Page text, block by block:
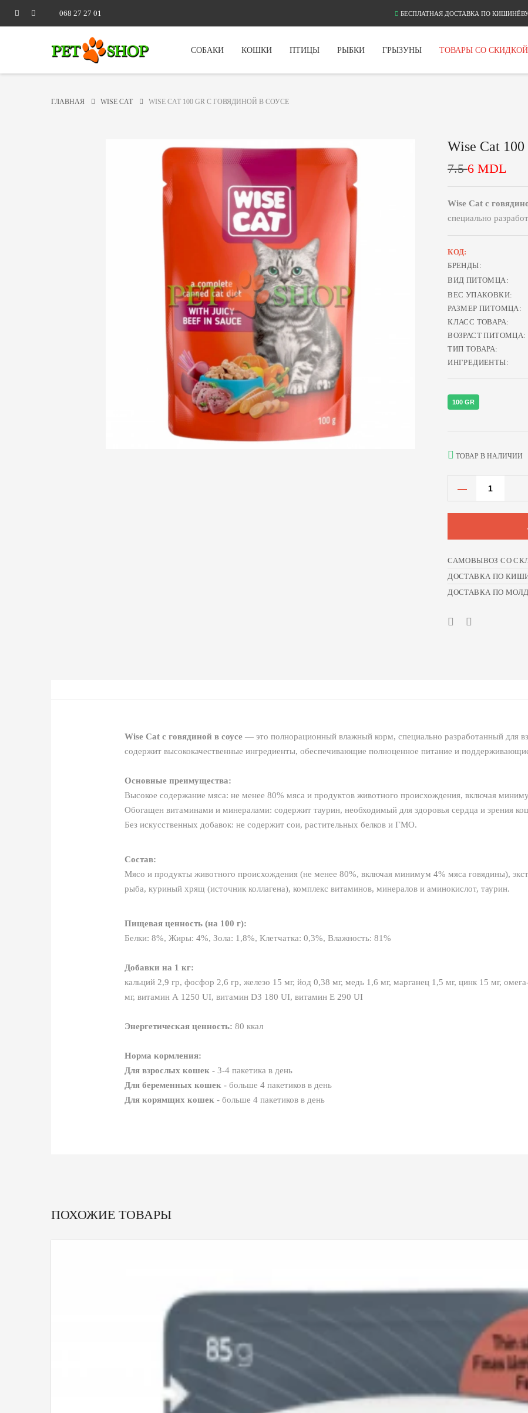
068 27 27 01 БЕСПЛАТНАЯ ДОСТАВКА ПО КИШИНЁВУ
СОБАКИ КОШКИ ПТИЦЫ РЫБКИ ГРЫЗУНЫ ТОВАРЫ СО СКИДКОЙ
ГЛАВНАЯ WISE CAT WISE CAT 100 GR С ГОВЯДИНОЙ В СОУСЕ
Wise Cat 100
7.56MDL
Wise Cat с
специально
КОД:
БРЕНДЫ:
ВИД ПИТОМЦА:
ВЕС УПАКОВКИ:
РАЗМЕР ПИТОМЦА:
КЛАСС ТОВАРА:
ВОЗРАСТ ПИТОМЦА:
ТИП ТОВАРА:
ИНГРЕДИЕНТЫ:
100 GR
ТОВАР В НАЛИЧИИ
САМОВЫВОЗ СО
ДОСТАВКА ПО
ДОСТАВКА ПО
Wise Cat с говядиной в соусе — это полнорационный влажный корм, специально разработанный для
содержит высококачественные ингредиенты, обеспечивающие полноценное питание и
Основные преимущества:
Высокое содержание мяса: не менее 80% мяса и продуктов животного происхождения, включая
Обогащен витаминами и минералами: содержит таурин, необходимый для здоровья сердца и зрения
Без искусственных добавок: не содержит сои, растительных белков и ГМО.
Состав:
Мясо и продукты животного происхождения (не менее 80%, включая минимум 4% мяса говядины),
рыба, куриный хрящ (источник коллагена), комплекс витаминов, минералов и аминокислот, таурин.
Пищевая ценность (на 100 г):
Белки: 8%, Жиры: 4%, Зола: 1,8%, Клетчатка: 0,3%, Влажность: 81%
Добавки на 1 кг:
кальций 2,9 гр, фосфор 2,6 гр, железо 15 мг, йод 0,38 мг, медь 1,6 мг, марганец 1,5 мг, цинк 15 мг,
мг, витамин А 1250 UI, витамин D3 180 UI, витамин Е 290 UI
Энергетическая ценность: 80 ккал
Норма кормления:
Для взрослых кошек - 3-4 пакетика в день
Для беременных кошек - больше 4 пакетиков в день
Для корямщих кошек - больше 4 пакетиков в день
ПОХОЖИЕ ТОВАРЫ